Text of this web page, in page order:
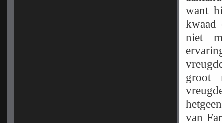
want
kwaad
niet
groot
van